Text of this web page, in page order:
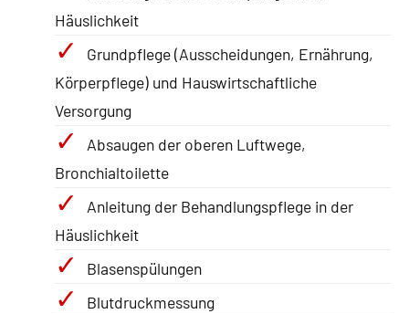
Häuslichkeit
Grundpflege (Ausscheidungen, Ernährung,
Körperpflege) und Hauswirtschaftliche
Versorgung
Absaugen der oberen Luftwege,
Bronchialtoilette
Anleitung der Behandlungspflege in der
Häuslichkeit
Blasenspülungen
Blutdruckmessung